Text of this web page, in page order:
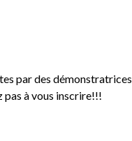
par des
pas à vous inscrire!!!